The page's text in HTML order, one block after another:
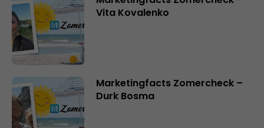
Vita Kovalenko
Marketingfacts Zomercheck –
Durk Bosma